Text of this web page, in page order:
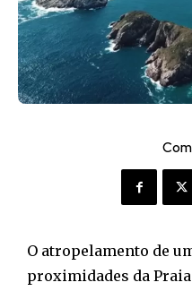
O atropelamento de
proximidades da